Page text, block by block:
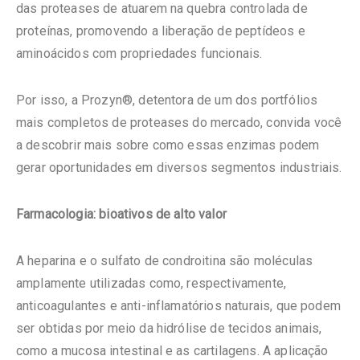
das proteases de atuarem na quebra controlada de
proteínas, promovendo a liberação de peptídeos e
aminoácidos com propriedades funcionais.
Por isso, a Prozyn®, detentora de um dos portfólios
mais completos de proteases do mercado, convida você
a descobrir mais sobre como essas enzimas podem
gerar oportunidades em diversos segmentos industriais.
Farmacologia: bioativos de alto valor
A heparina e o sulfato de condroitina são moléculas
amplamente utilizadas como, respectivamente,
anticoagulantes e anti-inflamatórios naturais, que podem
ser obtidas por meio da hidrólise de tecidos animais,
como a mucosa intestinal e as cartilagens. A aplicação